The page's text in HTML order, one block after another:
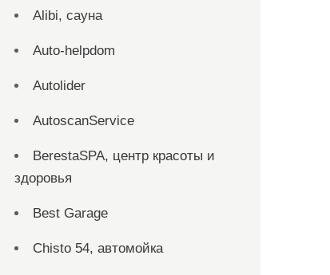
Alibi, сауна
Auto-helpdom
Autolider
AutoscanService
BerestaSPA, центр красоты и
здоровья
Best Garage
Chisto 54, автомойка